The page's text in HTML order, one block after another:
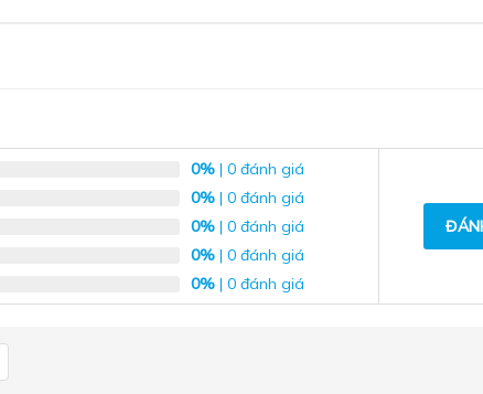
0% | 0 đánh giá
0% | 0 đánh giá
0% | 0 đánh giá
0% | 0 đánh giá
0% | 0 đánh giá